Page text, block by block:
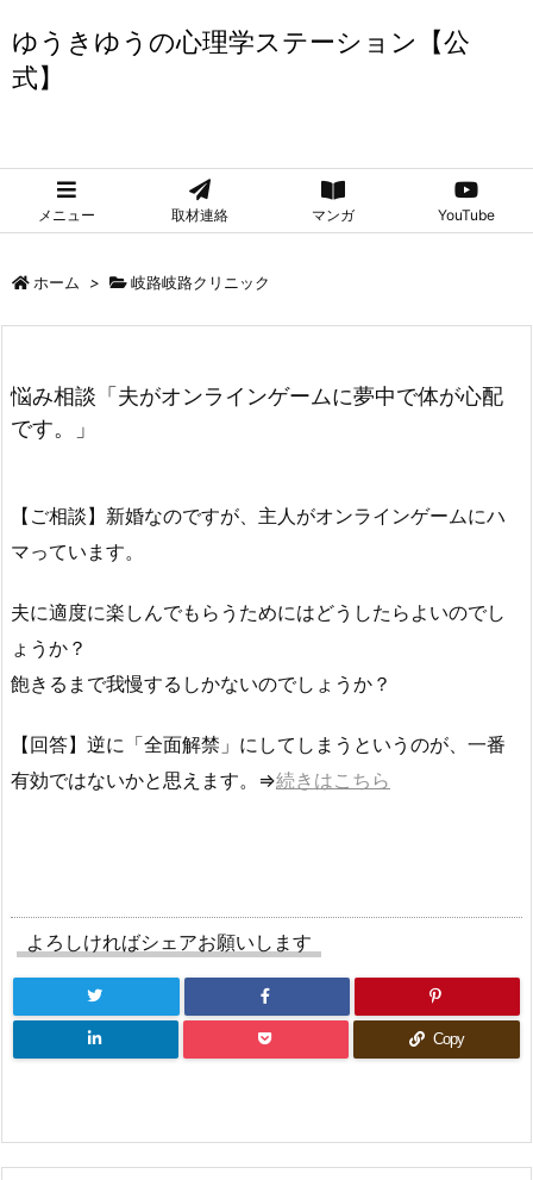
ゆうきゆうの心理学ステーション【公
式】
メニュー 取材連絡 マンガ YouTube
ホーム > 岐路岐路クリニック
悩み相談「夫がオンラインゲームに夢中で体が心配
です。」
【ご相談】新婚なのですが、主人がオンラインゲームにハ
マっています。
夫に適度に楽しんでもらうためにはどうしたらよいのでし
ょうか？
飽きるまで我慢するしかないのでしょうか？
【回答】逆に「全面解禁」にしてしまうというのが、一番
有効ではないかと思えます。⇒続きはこちら
よろしければシェアお願いします
Copy